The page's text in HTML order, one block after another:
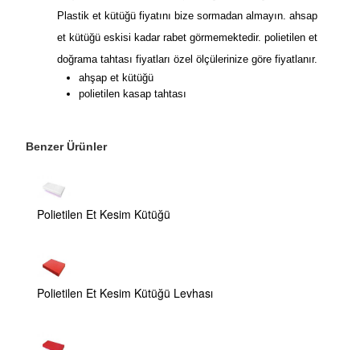
Plastik et kütüğü fiyatını bize sormadan almayın. ahsap
et kütüğü eskisi kadar rabet görmemektedir. polietilen et
doğrama tahtası fiyatları özel ölçülerinize göre fiyatlanır.
ahşap et kütüğü
polietilen kasap tahtası
Benzer Ürünler
Polietilen Et Kesim Kütüğü
Polietilen Et Kesim Kütüğü Levhası